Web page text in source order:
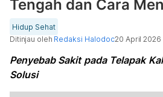
Tengah dan Cara
Hidup Sehat
Ditinjau oleh Redaksi Halodoc20 April 2026
Penyebab Sakit pada Telapak
Solusi